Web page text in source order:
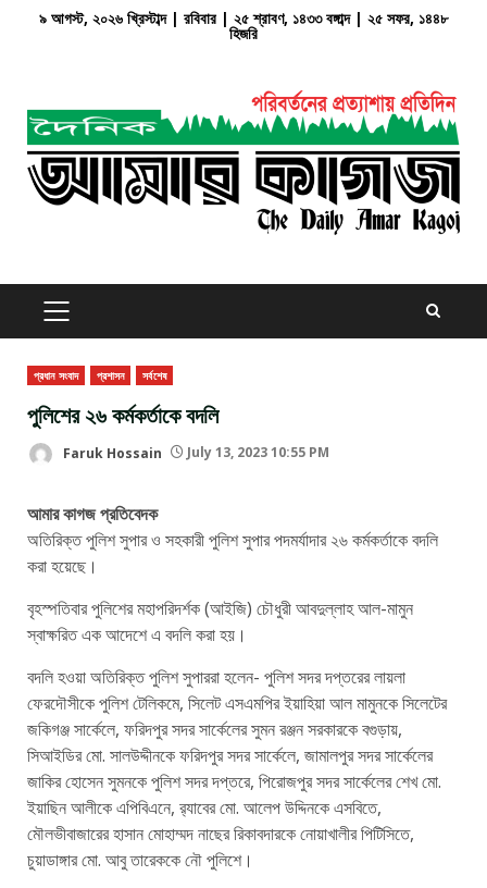
৯ আগস্ট, ২০২৬ খ্রিস্টাব্দ | রবিবার | ২৫ শ্রাবণ, ১৪৩৩ বঙ্গাব্দ | ২৫ সফর, ১৪৪৮
হিজরি
PRIMARY
MENU
প্রধান সংবাদ প্রশাসন সর্বশেষ
পুলিশের ২৬ কর্মকর্তাকে বদলি
Faruk Hossain July 13, 2023 10:55 PM
আমার কাগজ প্রতিবেদক
অতিরিক্ত পুলিশ সুপার ও সহকারী পুলিশ সুপার পদমর্যাদার ২৬ কর্মকর্তাকে বদলি
করা হয়েছে।
বৃহস্পতিবার পুলিশের মহাপরিদর্শক (আইজি) চৌধুরী আবদুল্লাহ আল-মামুন
স্বাক্ষরিত এক আদেশে এ বদলি করা হয়।
বদলি হওয়া অতিরিক্ত পুলিশ সুপাররা হলেন- পুলিশ সদর দপ্তরের লায়লা
ফেরদৌসীকে পুলিশ টেলিকমে, সিলেট এসএমপির ইয়াহিয়া আল মামুনকে সিলেটের
জকিগঞ্জ সার্কেলে, ফরিদপুর সদর সার্কেলের সুমন রঞ্জন সরকারকে বগুড়ায়,
সিআইডির মো. সালউদ্দীনকে ফরিদপুর সদর সার্কেলে, জামালপুর সদর সার্কেলের
জাকির হোসেন সুমনকে পুলিশ সদর দপ্তরে, পিরোজপুর সদর সার্কেলের শেখ মো.
ইয়াছিন আলীকে এপিবিএনে, র‌্যাবের মো. আলেপ উদ্দিনকে এসবিতে,
মৌলভীবাজারের হাসান মোহাম্মদ নাছের রিকাবদারকে নোয়াখালীর পিটিসিতে,
চুয়াডাঙ্গার মো. আবু তারেককে নৌ পুলিশে।